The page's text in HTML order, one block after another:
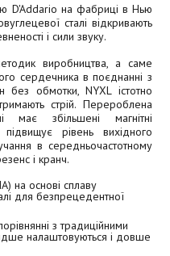
D'Addario на фабриці в Нью
сталі відкривають
і сили звуку.
виробництва, а саме
сердечника в поєднанні з
обмотки, NYXL істотно
стрій. Перероблена
має збільшені магнітні
рівень вихідного
в середньочастотному
і кранч.
на основі сплаву
для безпрецедентної
з традиційними
налаштовуються і довше